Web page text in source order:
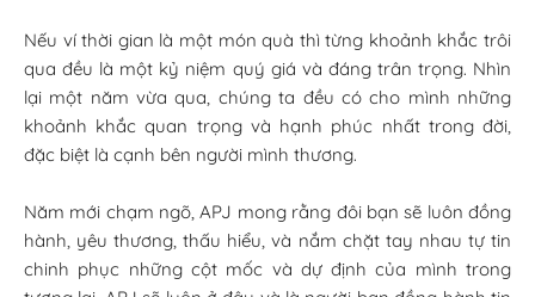
Nếu ví thời gian là một món quà thì từng khoảnh khắc trôi
qua đều là một kỷ niệm quý giá và đáng trân trọng. Nhìn
lại một năm vừa qua, chúng ta đều có cho mình những
khoảnh khắc quan trọng và hạnh phúc nhất trong đời,
đặc biệt là cạnh bên người mình thương.
Năm mới chạm ngõ, APJ mong rằng đôi bạn sẽ luôn đồng
hành, yêu thương, thấu hiểu, và nắm chặt tay nhau tự tin
chinh phục những cột mốc và dự định của mình trong